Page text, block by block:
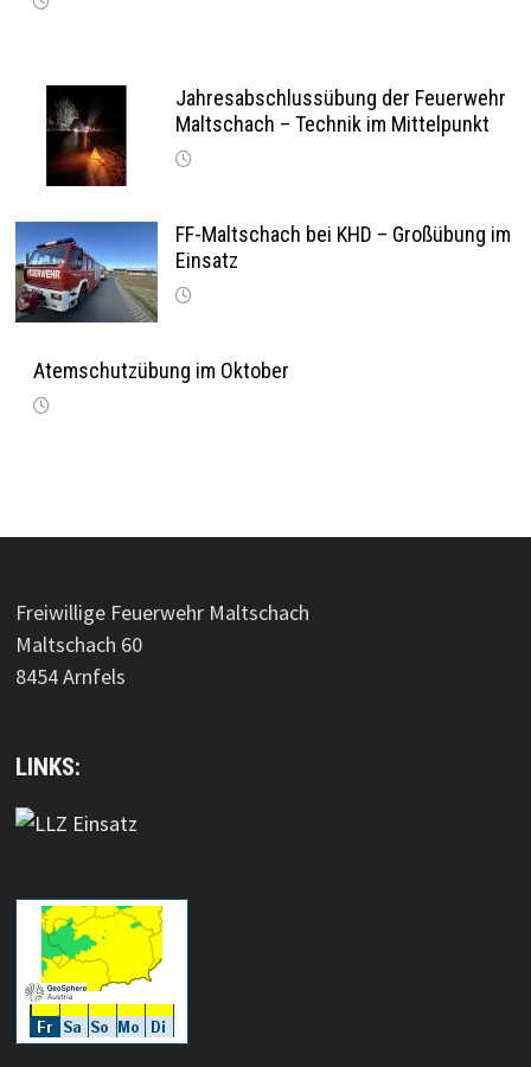
Jahresabschlussübung der Feuerwehr
Maltschach – Technik im Mittelpunkt
FF-Maltschach bei KHD – Großübung im
Einsatz
Atemschutzübung im Oktober
Freiwillige Feuerwehr Maltschach
Maltschach 60
8454 Arnfels
LINKS: